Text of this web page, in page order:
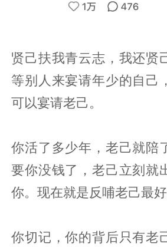
贤己扶我青云志，我还贤
等别人来宴请年少的自己
可以宴请老己。
你活了多少年，老己就陪
要你没钱了，老己立刻就
你。现在就是反哺老己最好
你切记，你的背后只有老